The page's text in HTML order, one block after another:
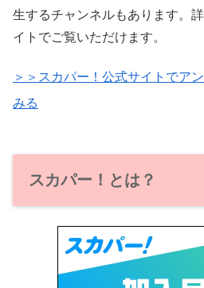
生するチャンネルもあります。
イトでご覧いただけます。
＞＞スカパー！公式サイトでア
みる
スカパー！とは？